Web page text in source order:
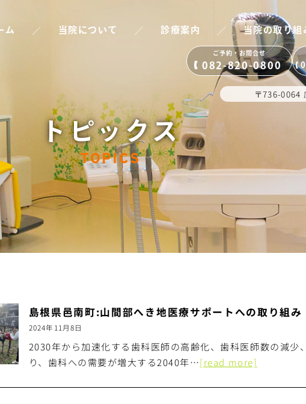
ム ／ 当院について ／ 診療案内 ／ 当院の取り組
ご予約・お問合せ
082-820-0800
〒736-0064
トピックス
TOPICS
島根県邑南町:山間部へき地医療サポートへの取り組み
2024年11月8日
2030年から加速化する歯科医師の高齢化、歯科医師数の減
り、歯科への需要が増大する2040年…[read more]